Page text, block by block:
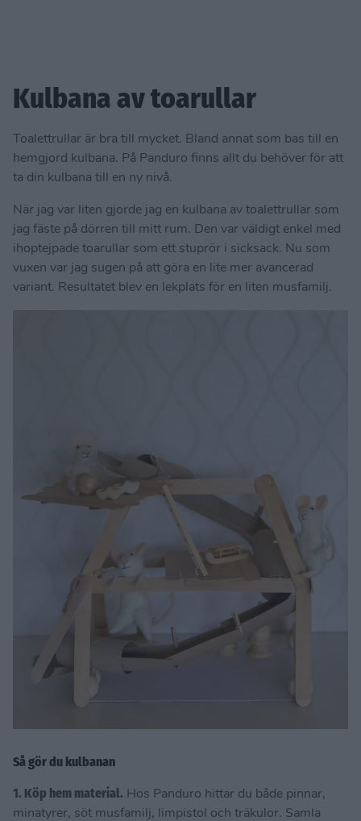
Kulbana av toarullar
Toalettrullar är bra till mycket. Bland annat som bas till en
hemgjord kulbana. På Panduro finns allt du behöver för att
ta din kulbana till en ny nivå.
När jag var liten gjorde jag en kulbana av toalettrullar som
jag fäste på dörren till mitt rum. Den var väldigt enkel med
ihoptejpade toarullar som ett stuprör i sicksack. Nu som
vuxen var jag sugen på att göra en lite mer avancerad
variant. Resultatet blev en lekplats för en liten musfamilj.
Så gör du kulbanan
1. Köp hem material. Hos Panduro hittar du både pinnar,
minatyrer, söt musfamilj, limpistol och träkulor. Samla